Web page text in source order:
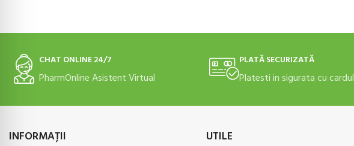
CHAT ONLINE 24/7
PharmOnline Asistent Virtual
PLATĂ SECURIZATĂ
Platesti in sigurata cu cardul
INFORMAŢII UTILE